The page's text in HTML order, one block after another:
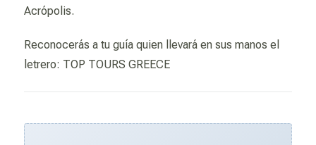
Acrópolis.
Reconocerás a tu guía quien llevará en sus manos el
letrero: TOP TOURS GREECE